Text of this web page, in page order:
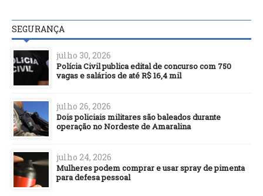
SEGURANÇA
julho 30, 2026
Polícia Civil publica edital de concurso com 750
vagas e salários de até R$ 16,4 mil
julho 26, 2026
Dois policiais militares são baleados durante
operação no Nordeste de Amaralina
julho 24, 2026
Mulheres podem comprar e usar spray de pimenta
para defesa pessoal